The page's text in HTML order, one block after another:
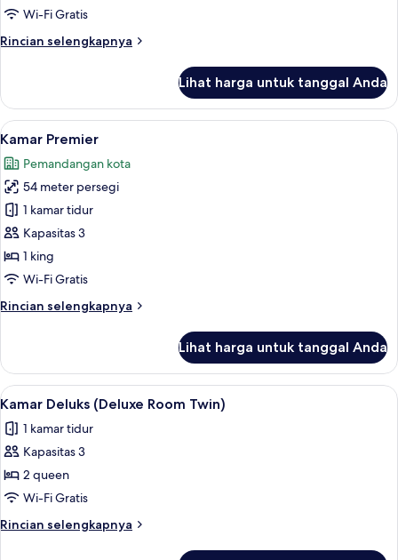
Wi-Fi Gratis
Rincian selengkapnya
Rincian
Kamar
Premier
(Twin)
Lihat harga untuk tanggal Anda
Lihat
semua
foto
untuk
Kamar
Premier
Kamar Premier | Seprai premium,
6
Kamar Premier
Pemandangan kota
54 meter persegi
1 kamar tidur
Kapasitas 3
1 king
Wi-Fi Gratis
Rincian selengkapnya
Rincian
Kamar
Premier
Lihat harga untuk tanggal Anda
Lihat
semua
foto
untuk
Kamar
Deluks
(Deluxe
Room
Seprai premium, selimut bulu angsa,
3
Kamar Deluks (Deluxe Room Twin)
1 kamar tidur
Kapasitas 3
2 queen
Wi-Fi Gratis
Rincian selengkapnya
Rincian